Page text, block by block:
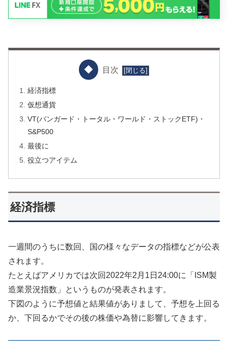
目次
経済指標
仮想通貨
VT(バンガード・トータル・ワールド・ストックETF)・
S&P500
最後に
役立つアイテム
経済指標
一週間のうちに数回、国の様々なデータの指標などが公表
されます。
たとえばアメリカでは次回2022年2月1日24:00に「ISM製
造業景況指数」というものが発表されます。
下図のように予想値と結果値がありまして、予想を上回る
か、下回るかでその後の株価や為替に影響してきます。